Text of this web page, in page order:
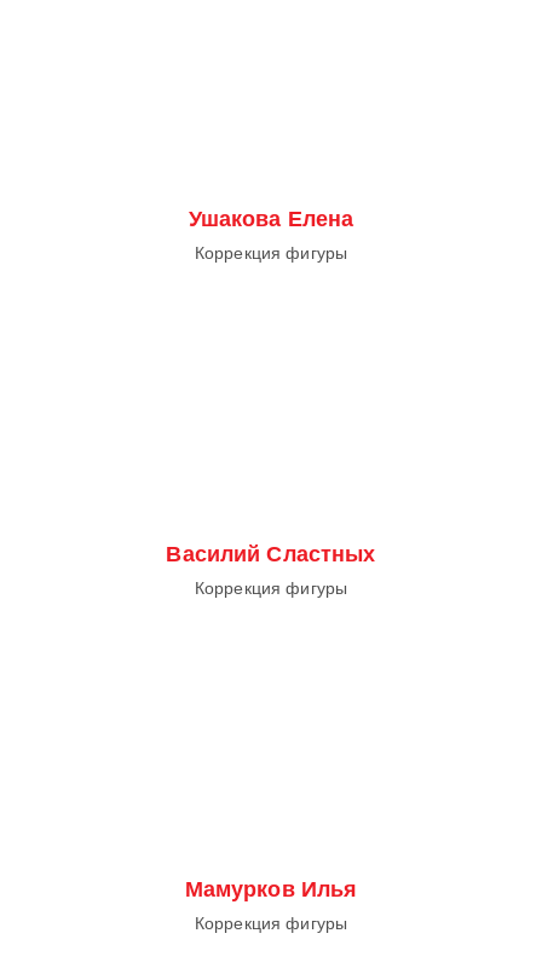
Ушакова Елена
Коррекция фигуры
Василий Сластных
Коррекция фигуры
Мамурков Илья
Коррекция фигуры